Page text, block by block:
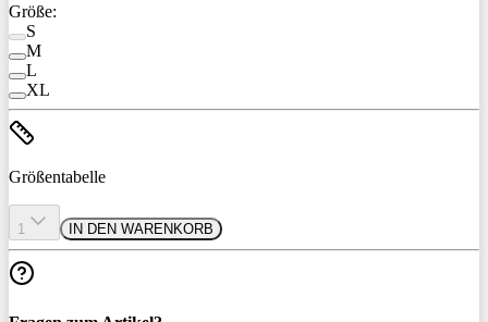
Größe:
S
M
L
XL
Größentabelle
1 IN DEN WARENKORB